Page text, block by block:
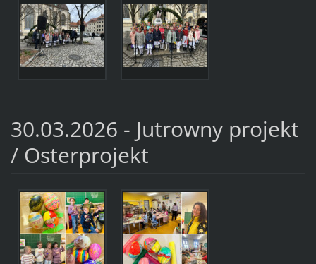
30.03.2026 - Jutrowny projekt
/ Osterprojekt